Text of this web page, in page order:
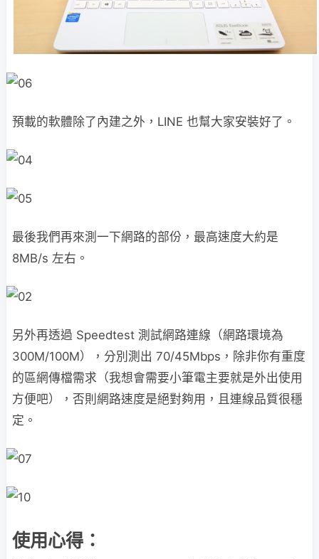
預載的軟體除了內建之外，LINE 也幫大家安裝好了。
最後我們再來測一下網路的部份，最高速度大約是
8MB/s 左右。
另外再透過 Speedtest 測試網路連線（網路環境為
300M/100M），分別測出 70/45Mbps，除非你有重度
的區網傳檔需求（我想會需要小筆電主要就是外出使用
方便吧），否則網路速度是絕對夠用，且連線品質很穩
定。
使用心得：